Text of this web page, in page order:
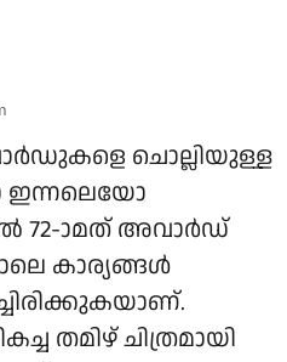
ചൊല്ലിയുള്ള
ഇന്നലെയോ
72-ാമത് അവാർഡ്
കാര്യങ്ങൾ
തമിഴ് ചിത്രമായി